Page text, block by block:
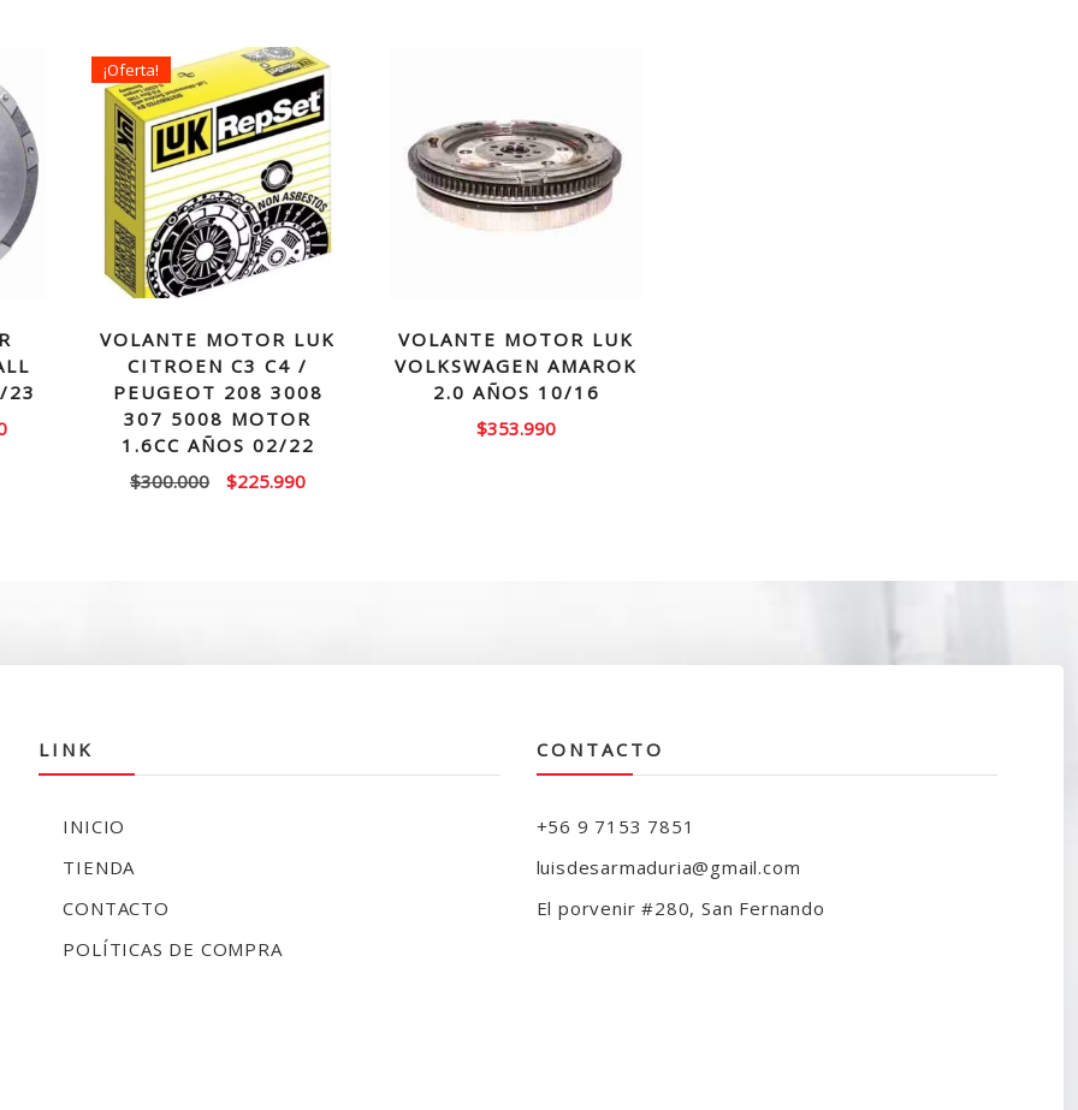
23
El
¡Oferta!
VOLANTE MOTOR LUK
CITROEN C3 C4 /
PEUGEOT 208 3008
307 5008 MOTOR
1.6CC AÑOS 02/22
$300.000
El
$225.990El
VOLANTE MOTOR LUK
VOLKSWAGEN AMAROK
2.0 AÑOS 10/16
$353.990
LINK
INICIO
TIENDA
CONTACTO
POLÍTICAS DE COMPRA
CONTACTO
+56 9 7153 7851
luisdesarmaduria@gmail.com
El porvenir #280, San Fernando